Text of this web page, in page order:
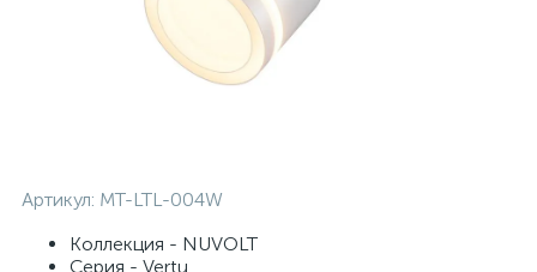
Артикул: MT-LTL-004W
Коллекция - NUVOLT
Серия - Vertu